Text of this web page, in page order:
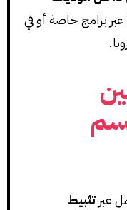
برامج خاصة أو في
عبرتثبيط